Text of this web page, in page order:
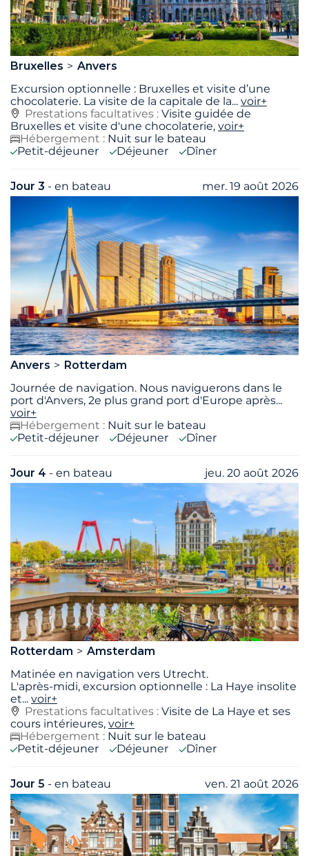
Bruxelles
Anvers
Excursion optionnelle : Bruxelles et visite d’une
chocolaterie. La visite de la capitale de la... voir+
Prestations facultatives : Visite guidée de
Bruxelles et visite d'une chocolaterie, voir+
Hébergement : Nuit sur le bateau
Petit-déjeuner
Déjeuner Dîner
Jour 3 - en bateau mer. 19 août 2026
Anvers
Rotterdam
Journée de navigation. Nous naviguerons dans le
port d'Anvers, 2e plus grand port d'Europe après...
voir+
Hébergement : Nuit sur le bateau
Petit-déjeuner
Déjeuner Dîner
Jour 4 - en bateau jeu. 20 août 2026
Rotterdam
Amsterdam
Matinée en navigation vers Utrecht.
L'après-midi, excursion optionnelle : La Haye insolite
et... voir+
Prestations facultatives : Visite de La Haye et ses
cours intérieures, voir+
Hébergement : Nuit sur le bateau
Petit-déjeuner
Déjeuner Dîner
Jour 5 - en bateau ven. 21 août 2026